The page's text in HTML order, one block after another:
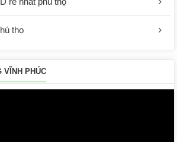
thọ
VĨNH PHÚC